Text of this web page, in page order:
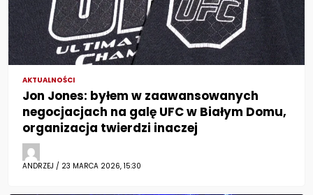
AKTUALNOŚCI
Jon Jones: byłem w zaawansowanych
negocjacjach na galę UFC w Białym Domu,
organizacja twierdzi inaczej
ANDRZEJ / 23 MARCA 2026, 15:30